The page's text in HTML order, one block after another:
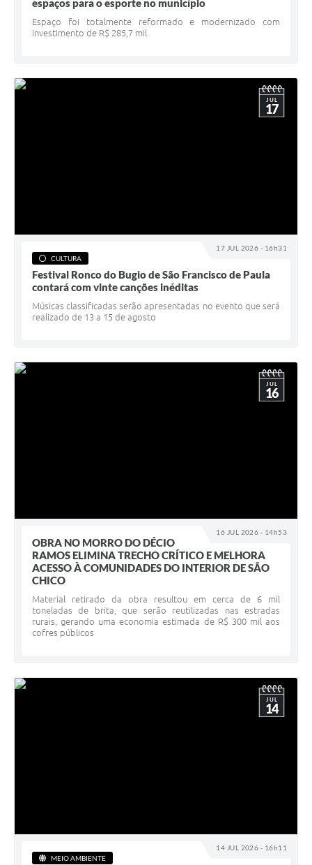
espaços para o esporte no município
Espaço foi totalmente reformado e modernizado com
investimento de R$ 285,7 mil
17 JUL 2026 - 16h31
JUL
17
CULTURA
Festival Ronco do Bugio de São Francisco de Paula
contará com vinte canções inéditas
Músicas classificadas serão apresentadas no evento que será
realizado de 13 a 15 de agosto
16 JUL 2026 - 14h53
JUL
16
OBRA NO MORRO DO DÉCIO
RAMOS ELIMINA TRECHO CRÍTICO E MELHORA
ACESSO À COMUNIDADES DO INTERIOR DE SÃO
CHICO
Material retirado da obra resultou em cerca de 6 mil
toneladas de brita, que serão reutilizadas nas estradas
rurais, gerando uma economia estimada de R$ 300 mil aos
cofres públicos
14 JUL 2026 - 16h11
JUL
14
MEIO AMBIENTE